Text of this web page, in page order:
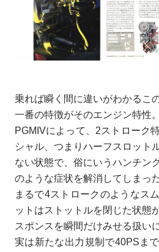
乗れば瞬く間に違いがわかるこ
一番の特徴がそのエンジン特性。
PGMIVによって、2ストローク
シャル、つまりハーフスロット
ない状態で、俗にいうハンチン
のような症状を解消してしまっ
まるで4ストロークのようなス
ットはストットルを閉じた状態
スポンスを瞬間だけみせる扱い
実は新たな出力規制で40PSま